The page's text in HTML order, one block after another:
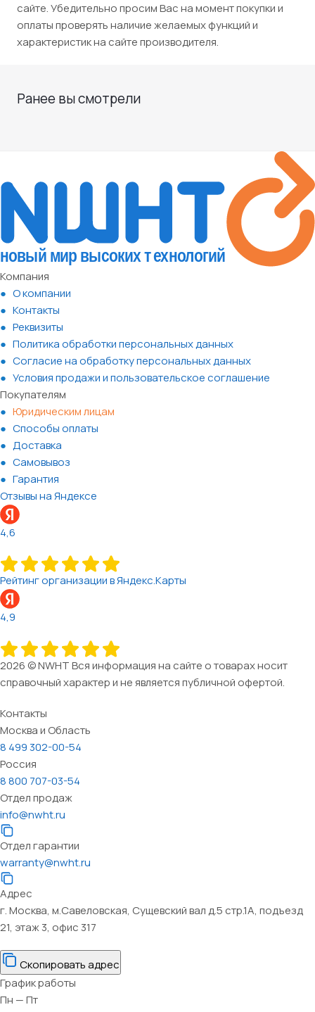
сайте. Убедительно просим Вас на момент покупки и
оплаты проверять наличие желаемых функций и
характеристик на сайте производителя.
Ранее вы смотрели
Компания
О компании
Контакты
Реквизиты
Политика обработки персональных данных
Согласие на обработку персональных данных
Условия продажи и пользовательское соглашение
Покупателям
Юридическим лицам
Способы оплаты
Доставка
Самовывоз
Гарантия
Отзывы на Яндексе
4,6
Рейтинг организации в Яндекс.Карты
4,9
2026 © NWHT Вся информация на сайте о товарах носит
справочный характер и не является публичной офертой.
Контакты
Москва и Область
8 499 302-00-54
Россия
8 800 707-03-54
Отдел продаж
info@nwht.ru
Отдел гарантии
warranty@nwht.ru
Адрес
г. Москва, м.Савеловская, Сущевский вал д.5 стр.1А, подъезд
21, этаж 3, офис 317
Скопировать адрес
График работы
Пн — Пт